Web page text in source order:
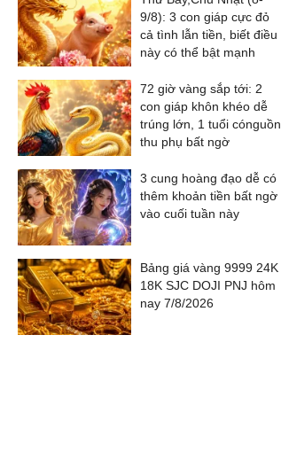
9/8): 3 con giáp cực đỏ
cả tình lẫn tiền, biết điều
này có thể bật mạnh
72 giờ vàng sắp tới: 2
con giáp khôn khéo dễ
trúng lớn, 1 tuổi cónguồn
thu phụ bất ngờ
3 cung hoàng đạo dễ có
thêm khoản tiền bất ngờ
vào cuối tuần này
Bảng giá vàng 9999 24K
18K SJC DOJI PNJ hôm
nay 7/8/2026